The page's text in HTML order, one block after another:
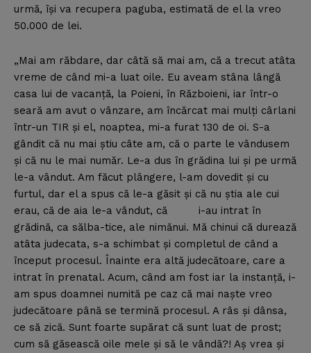
urmă, îşi va recupera paguba, estimată de el la vreo
50.000 de lei.
„Mai am răbdare, dar câtă să mai am, că a trecut atâta
vreme de când mi-a luat oile. Eu aveam stâna lângă
casa lui de vacanţă, la Poieni, în Războieni, iar într-o
seară am avut o vânzare, am încărcat mai mulţi cârlani
într-un TIR şi el, noaptea, mi-a furat 130 de oi. S-a
gândit că nu mai ştiu câte am, că o parte le vândusem
şi că nu le mai număr. Le-a dus în grădina lui şi pe urmă
le-a vândut. Am făcut plângere, l-am dovedit şi cu
furtul, dar el a spus că le-a găsit şi că nu ştia ale cui
erau, că de aia le-a vândut, că i-au intrat în
grădină, ca sălba-tice, ale nimănui. Mă chinui că durează
atâta judecata, s-a schimbat şi completul de când a
început procesul. Înainte era altă judecătoare, care a
intrat în prenatal. Acum, când am fost iar la instanţă, i-
am spus doamnei numită pe caz că mai naşte vreo
judecătoare până se termină procesul. A râs şi dânsa,
ce să zică. Sunt foarte supărat că sunt luat de prost;
cum să găsească oile mele şi să le vândă?! Aş vrea şi